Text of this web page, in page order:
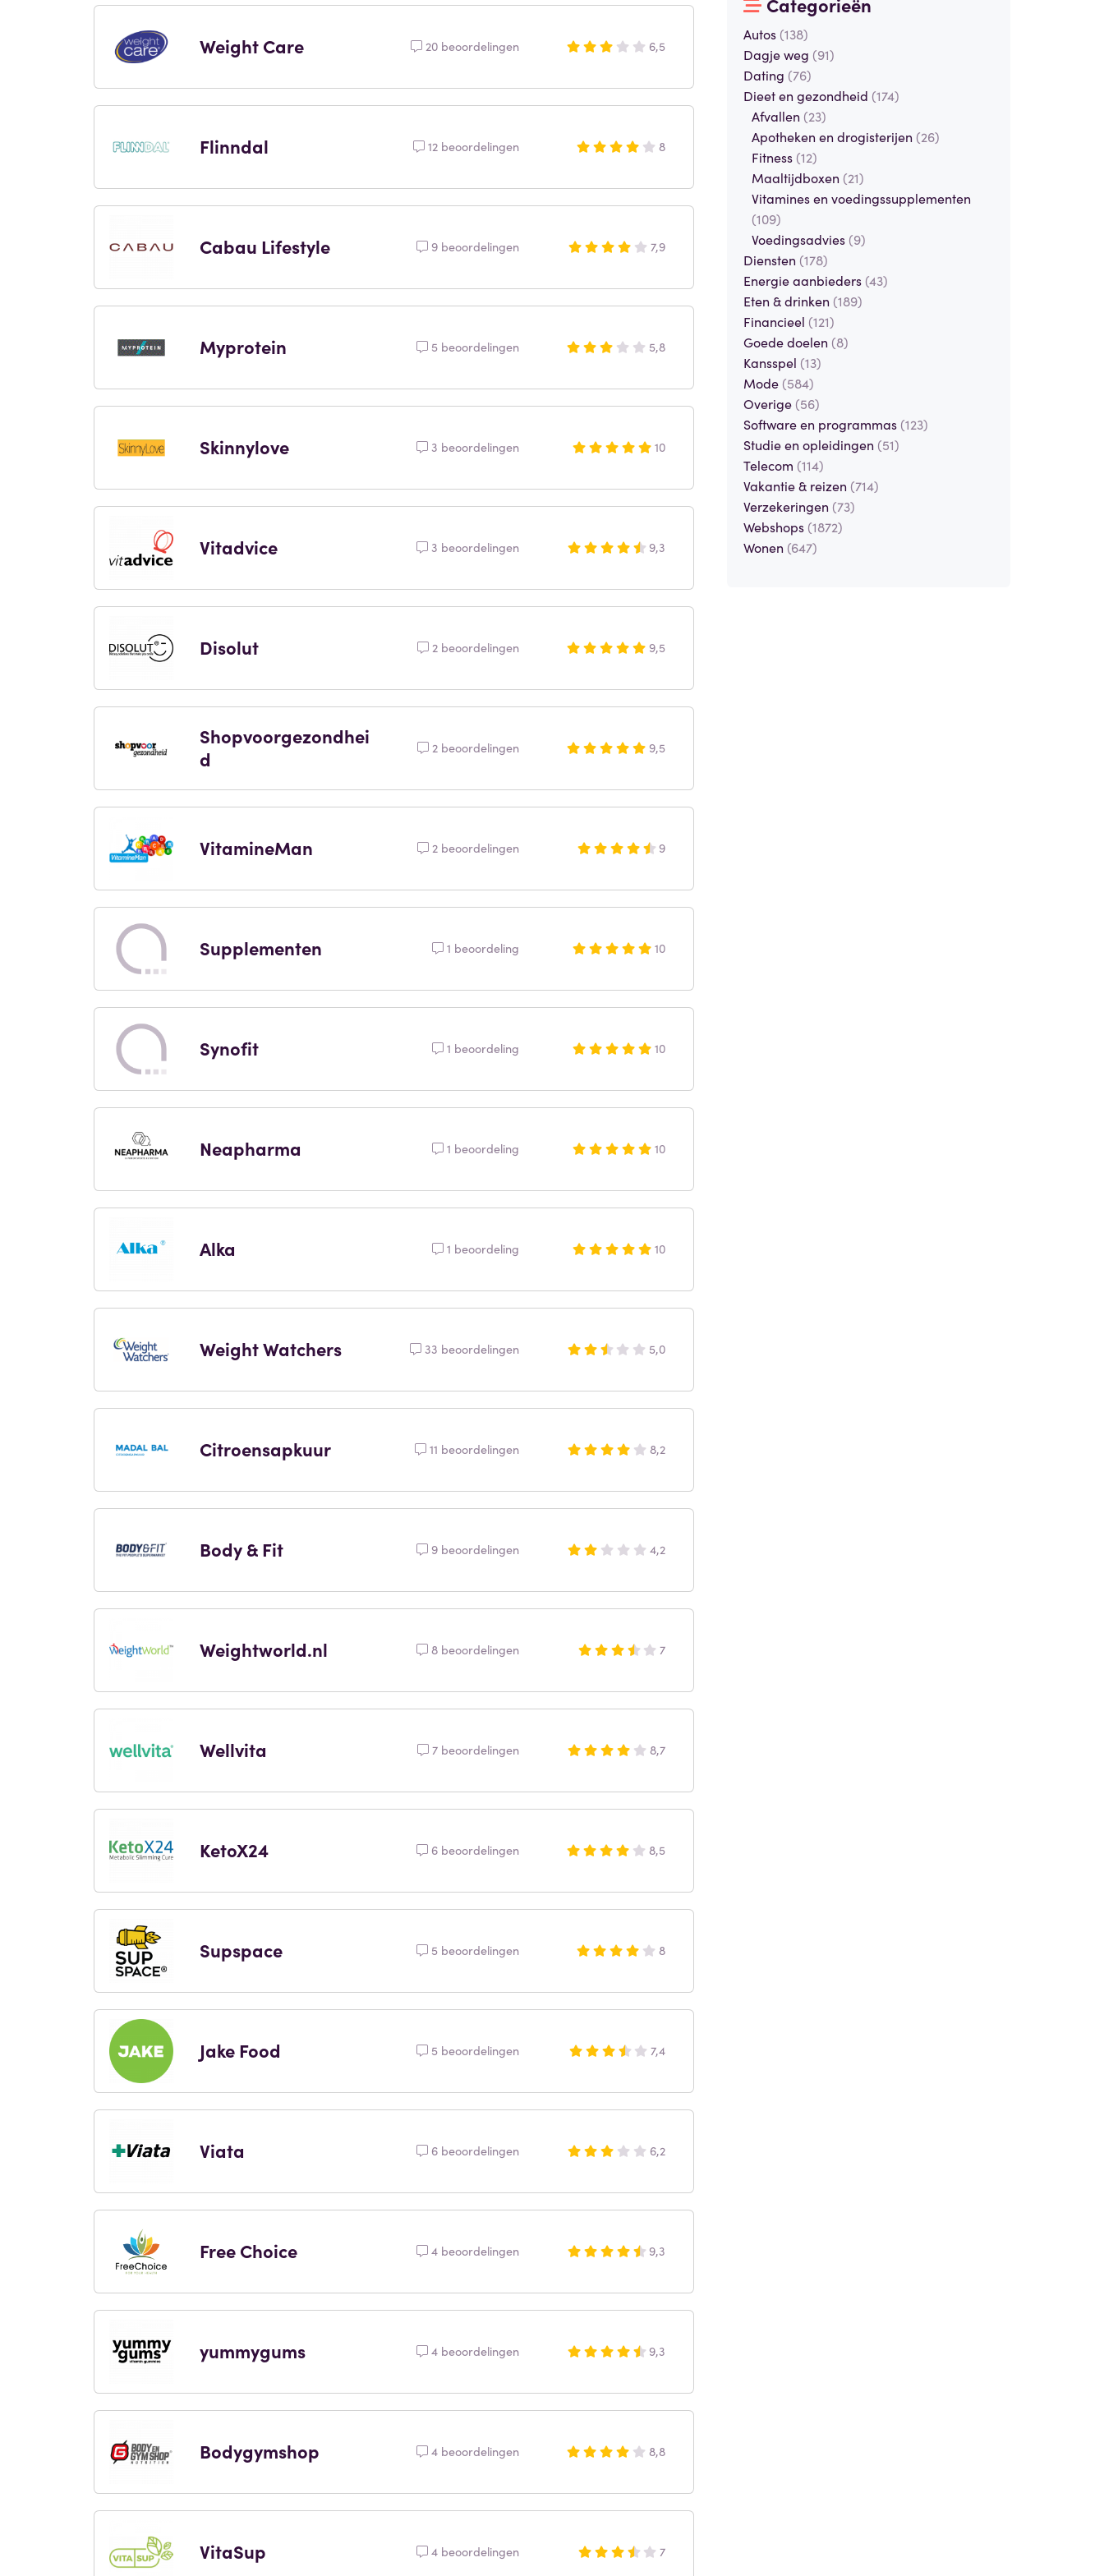
Weight Care 20 beoordelingen 6,5
Flinndal 12 beoordelingen 8
Cabau Lifestyle 9 beoordelingen 7,9
Myprotein 5 beoordelingen 5,8
Skinnylove 3 beoordelingen 10
Vitadvice 3 beoordelingen 9,3
Disolut 2 beoordelingen 9,5
Shopvoorgezondhei
d
2 beoordelingen 9,5
VitamineMan 2 beoordelingen 9
Supplementen 1 beoordeling 10
Synofit 1 beoordeling 10
Neapharma 1 beoordeling 10
Alka 1 beoordeling 10
Weight Watchers 33 beoordelingen 5,0
Citroensapkuur 11 beoordelingen 8,2
Body & Fit 9 beoordelingen 4,2
Weightworld.nl 8 beoordelingen 7
Wellvita 7 beoordelingen 8,7
KetoX24 6 beoordelingen 8,5
Supspace 5 beoordelingen 8
Jake Food 5 beoordelingen 7,4
Viata 6 beoordelingen 6,2
Free Choice 4 beoordelingen 9,3
yummygums 4 beoordelingen 9,3
Bodygymshop 4 beoordelingen 8,8
VitaSup 4 beoordelingen 7
Autos (138)
Dagje weg (91)
Dating (76)
Dieet en gezondheid (174)
Afvallen (23)
Apotheken en drogisterijen (26)
Fitness (12)
Maaltijdboxen (21)
Vitamines en voedingssupplementen
(109)
Voedingsadvies (9)
Diensten (178)
Energie aanbieders (43)
Eten & drinken (189)
Financieel (121)
Goede doelen (8)
Kansspel (13)
Mode (584)
Overige (56)
Software en programmas (123)
Studie en opleidingen (51)
Telecom (114)
Vakantie & reizen (714)
Verzekeringen (73)
Webshops (1872)
Wonen (647)